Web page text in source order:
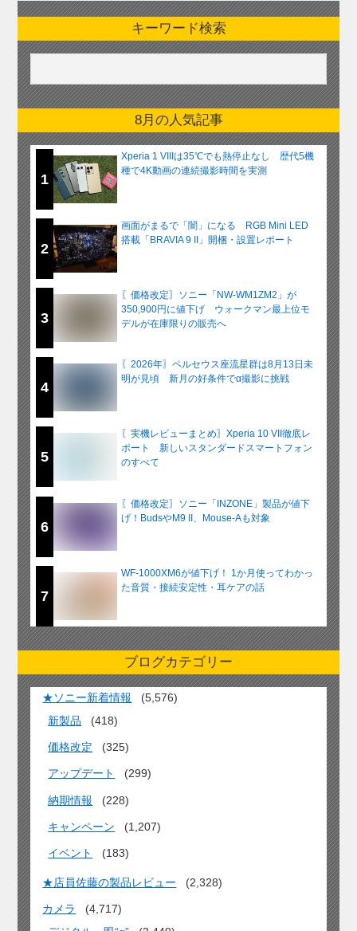
キーワード検索
8月の人気記事
1
Xperia 1 VIIIは35℃でも熱停止なし 歴代5機
種で4K動画の連続撮影時間を実測
2
画面がまるで「闇」になる RGB Mini LED
搭載「BRAVIA 9 II」開梱・設置レポート
3
〖価格改定〗ソニー「NW-WM1ZM2」が
350,900円に値下げ ウォークマン最上位モ
デルが在庫限りの販売へ
4
〖2026年〗ペルセウス座流星群は8月13日未
明が見頃 新月の好条件でα撮影に挑戦
5
〖実機レビューまとめ〗Xperia 10 VII徹底レ
ポート 新しいスタンダードスマートフォン
のすべて
6
〖価格改定〗ソニー「INZONE」製品が値下
げ！BudsやM9 II、Mouse-Aも対象
7
WF-1000XM6が値下げ！ 1か月使ってわかっ
た音質・接続安定性・耳ケアの話
ブログカテゴリー
★ソニー新着情報
(5,576)
新製品
(418)
価格改定 (325)
アップデート (299)
納期情報 (228)
キャンペーン (1,207)
イベント (183)
★店員佐藤の製品レビュー (2,328)
カメラ
(4,717)